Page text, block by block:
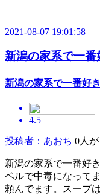
2021-08-07 19:01:58
新潟の家系で一番
新潟の家系で一番好き
4.5
投稿者：あおち 0人
新潟の家系で一番好
ベルで中毒になって
頼んでます。スープ